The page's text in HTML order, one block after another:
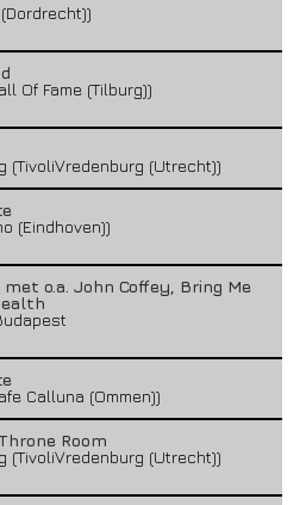
Of Fame (Tilburg))
(TivoliVredenburg (Utrecht))
(Eindhoven))
o.a. John Coffey, Bring Me
Calluna (Ommen))
Room
(TivoliVredenburg (Utrecht))